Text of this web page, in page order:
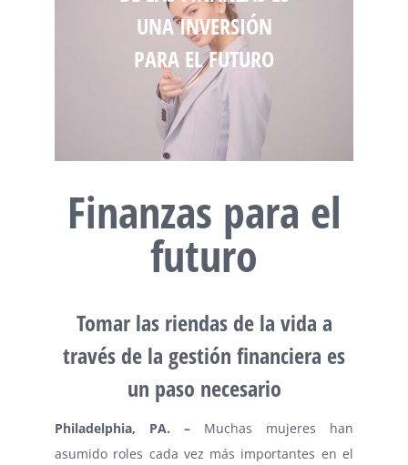
UNA INVERSIÓN
PARA EL FUTURO
Finanzas para el
futuro
Tomar las riendas de la vida a
través de la gestión financiera es
un paso necesario
Philadelphia, PA. – Muchas mujeres han
asumido roles cada vez más importantes en el